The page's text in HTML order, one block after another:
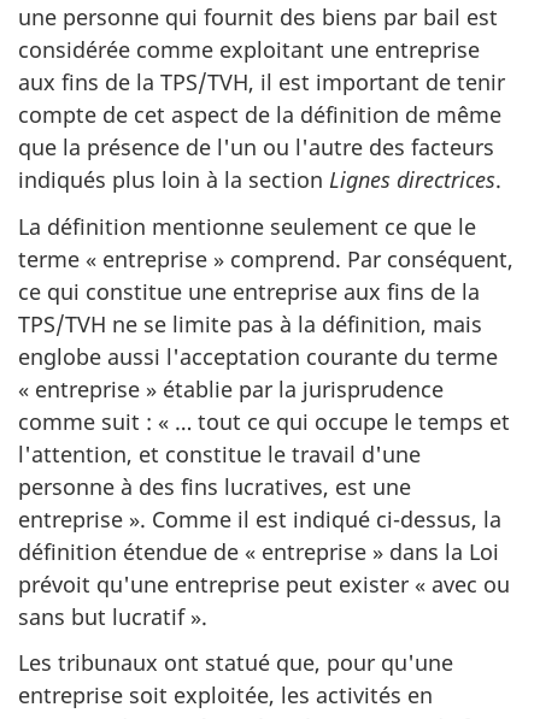
une personne qui fournit des biens par bail est
considérée comme exploitant une entreprise
aux fins de la TPS/TVH, il est important de tenir
compte de cet aspect de la définition de même
que la présence de l'un ou l'autre des facteurs
indiqués plus loin à la section Lignes directrices.
La définition mentionne seulement ce que le
terme « entreprise » comprend. Par conséquent,
ce qui constitue une entreprise aux fins de la
TPS/TVH ne se limite pas à la définition, mais
englobe aussi l'acceptation courante du terme
« entreprise » établie par la jurisprudence
comme suit : « … tout ce qui occupe le temps et
l'attention, et constitue le travail d'une
personne à des fins lucratives, est une
entreprise ». Comme il est indiqué ci-dessus, la
définition étendue de « entreprise » dans la Loi
prévoit qu'une entreprise peut exister « avec ou
sans but lucratif ».
Les tribunaux ont statué que, pour qu'une
entreprise soit exploitée, les activités en